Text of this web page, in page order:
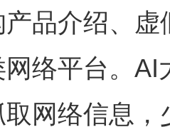
品介绍、
络平台。
网络信息